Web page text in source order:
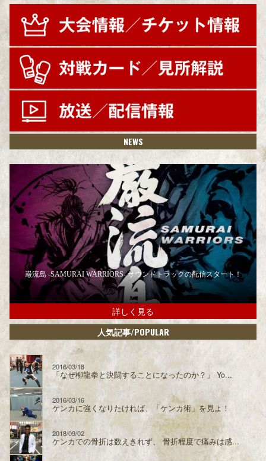
NEWS
巌流島 -SAMURAI WARRIORS- サウンドトラックの配信スタート！
詳しく見る
人気記事/POPULAR
2016/03/18
「なぜ柳龍拳と決闘することになったのか？」 Yo...
2016/03/16
ケンカに強くなりたければ、「ケンカ術」を見よ！
2018/09/02
ケンカでの骨折は数えきれず、 骨折程度で痛みは感...